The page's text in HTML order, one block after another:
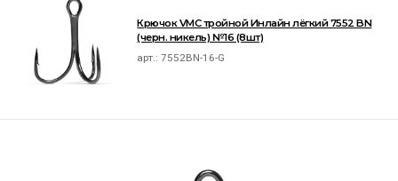
Крючок VMC тройной Инлайн лёгкий 7552 BN
(черн. никель) №16 (8шт)
арт.:7552BN-16-G